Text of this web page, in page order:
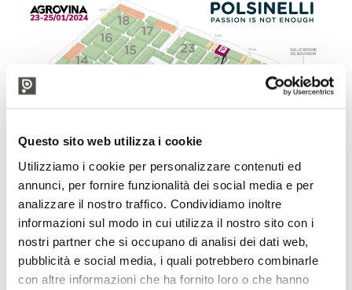
Questo sito web utilizza i cookie
Utilizziamo i cookie per personalizzare contenuti ed
annunci, per fornire funzionalità dei social media e per
analizzare il nostro traffico. Condividiamo inoltre
informazioni sul modo in cui utilizza il nostro sito con i
nostri partner che si occupano di analisi dei dati web,
pubblicità e social media, i quali potrebbero combinarle
con altre informazioni che ha fornito loro o che hanno